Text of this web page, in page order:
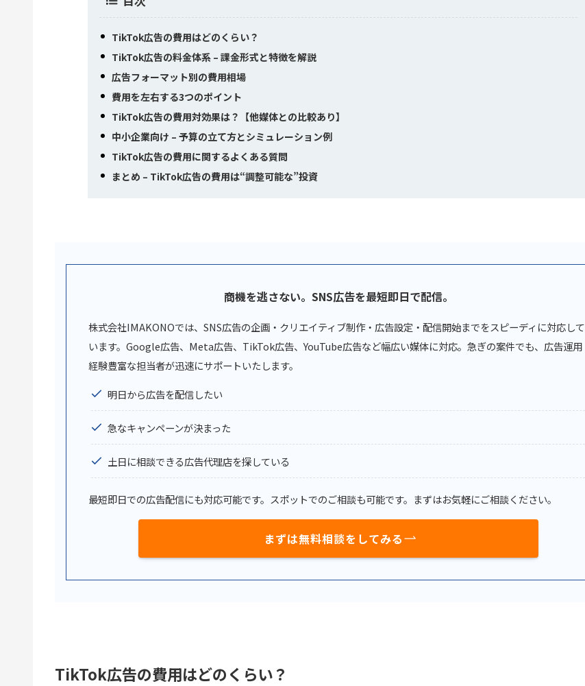
TikTok広告の費用はどのくらい？
TikTok広告の料金体系 – 課金形式と特徴を解説
広告フォーマット別の費用相場
費用を左右する3つのポイント
TikTok広告の費用対効果は？【他媒体との比較あり】
中小企業向け – 予算の立て方とシミュレーション例
TikTok広告の費用に関するよくある質問
まとめ – TikTok広告の費用は“調整可能な”投資
商機を逃さない。 SNS広告を最短即日で配信。
株式会社IMAKONOでは、SNS広告の企画・クリエイティブ制作・広告設定・配信開始までをスピーディに対応して
います。Google広告、Meta広告、TikTok広告、YouTube広告など幅広い媒体に対応。急ぎの案件でも、広告運用
経験豊富な担当者が迅速にサポートいたします。
明日から広告を配信したい
急なキャンペーンが決まった
土日に相談できる広告代理店を探している
最短即日での広告配信にも対応可能です。スポットでのご相談も可能です。まずはお気軽にご相談ください。
まずは無料相談をしてみる
TikTok広告の費用はどのくらい？